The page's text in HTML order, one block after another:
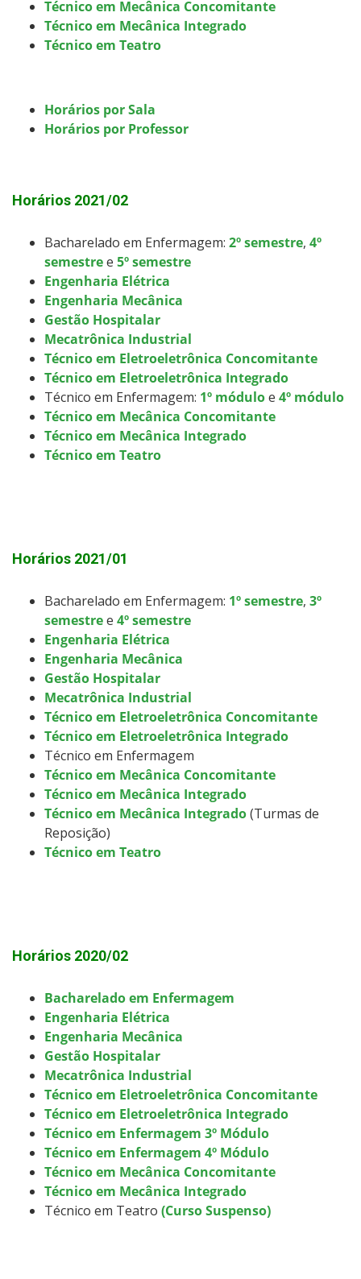
Técnico em Mecânica Concomitante
Técnico em Mecânica Integrado
Técnico em Teatro
Horários por Sala
Horários por Professor
Horários 2021/02
Bacharelado em Enfermagem: 2º semestre, 4º
semestree 5º semestre
Engenharia Elétrica
Engenharia Mecânica
Gestão Hospitalar
Mecatrônica Industrial
Técnico em Eletroeletrônica Concomitante
Técnico em Eletroeletrônica Integrado
Técnico em Enfermagem: 1º móduloe 4º módulo
Técnico em Mecânica Concomitante
Técnico em Mecânica Integrado
Técnico em Teatro
Horários 2021/01
Bacharelado em Enfermagem: 1º semestre, 3º
semestree 4º semestre
Engenharia Elétrica
Engenharia Mecânica
Gestão Hospitalar
Mecatrônica Industrial
Técnico em Eletroeletrônica Concomitante
Técnico em Eletroeletrônica Integrado
Técnico em Enfermagem
Técnico em Mecânica Concomitante
Técnico em Mecânica Integrado
Técnico em Mecânica Integrado(Turmas de
Reposição)
Técnico em Teatro
Horários 2020/02
Bacharelado em Enfermagem
Engenharia Elétrica
Engenharia Mecânica
Gestão Hospitalar
Mecatrônica Industrial
Técnico em Eletroeletrônica Concomitante
Técnico em Eletroeletrônica Integrado
Técnico em Enfermagem 3º Módulo
Técnico em Enfermagem 4º Módulo
Técnico em Mecânica Concomitante
Técnico em Mecânica Integrado
Técnico em Teatro (Curso Suspenso)